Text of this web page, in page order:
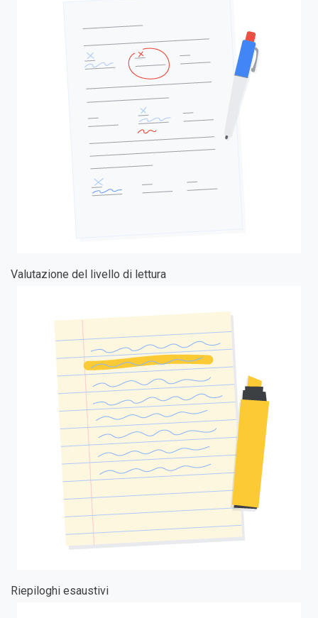
Valutazione del livello di lettura
Riepiloghi esaustivi